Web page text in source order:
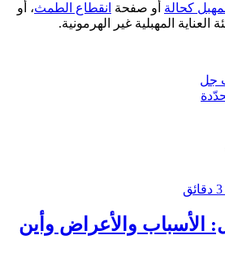
كحالة أو صفحة انقطاع الطمث، أو
العناية المهبلية غير الهرمونية.
جل
الأسباب والأعراض وأين